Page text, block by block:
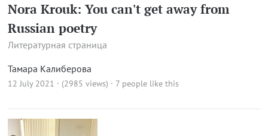
Nora Krouk: You can't get away from
Russian poetry
Литературная страница
Тамара Калиберова
12 July 2021 · (2985 views) · 7 people like this